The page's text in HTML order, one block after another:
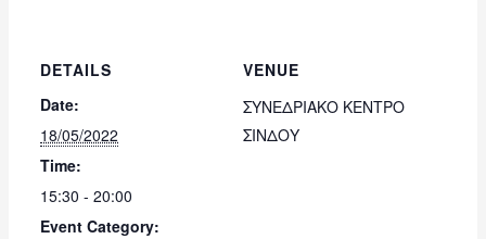
DETAILS
Date:
18/05/2022
Time:
15:30 - 20:00
Event Category:
VENUE
ΣΥΝΕΔΡΙΑΚΟ ΚΕΝΤΡΟ
ΣΙΝΔΟΥ